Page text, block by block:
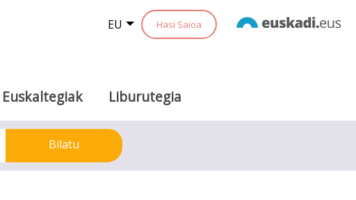
EU Hasi Saioa
Euskaltegiak Liburutegia
Bilatu